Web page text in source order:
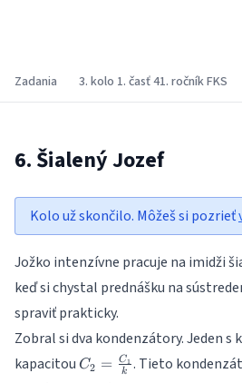
Zadania 3. kolo 1. časť 41. ročník FKS
6. Šialený Jozef
Kolo už skončilo. Môžeš si pozrieť
Jožko intenzívne pracuje na imidži
keď si chystal prednášku na
spraviť prakticky.
Zobral si dva kondenzátory. Jeden s
kapacitou C_2 =
\frac{C_1}
C2 = k
C1 . Tieto